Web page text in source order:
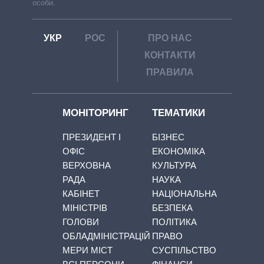
особи.
УКР РОС
ПРО НАС
КОНТАКТИ
ПРАВИЛА
МОНІТОРИНГ
ПРЕЗИДЕНТ І
ОФІС
ВЕРХОВНА
РАДА
КАБІНЕТ
МІНІСТРІВ
ГОЛОВИ
ОБЛАДМІНІСТРАЦІЙ
МЕРИ МІСТ
ТЕМАТИКИ
БІЗНЕС
ЕКОНОМІКА
КУЛЬТУРА
НАУКА
НАЦІОНАЛЬНА
БЕЗПЕКА
ПОЛІТИКА
ПРАВО
СУСПІЛЬСТВО